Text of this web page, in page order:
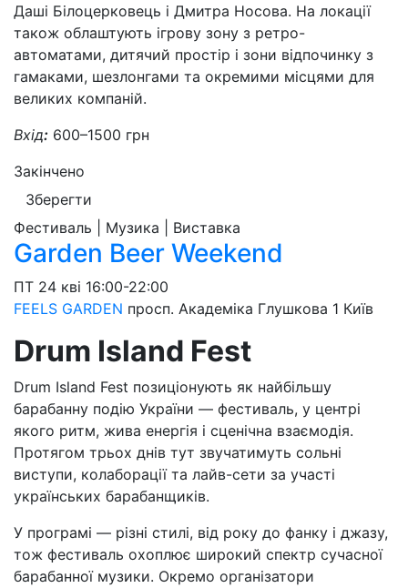
Даші Білоцерковець і Дмитра Носова. На локації
також облаштують ігрову зону з ретро-
автоматами, дитячий простір і зони відпочинку з
гамаками, шезлонгами та окремими місцями для
великих компаній.
Вхід: 600–1500 грн
Закінчено
Зберегти
Фестиваль | Музика | Виставка
Garden Beer Weekend
ПТ 24 кві 16:00-22:00
FEELS GARDEN просп. Академіка Глушкова 1 Київ
Drum Island Fest
Drum Island Fest позиціонують як найбільшу
барабанну подію України — фестиваль, у центрі
якого ритм, жива енергія і сценічна взаємодія.
Протягом трьох днів тут звучатимуть сольні
виступи, колаборації та лайв-сети за участі
українських барабанщиків.
У програмі — різні стилі, від року до фанку і джазу,
тож фестиваль охоплює широкий спектр сучасної
барабанної музики. Окремо організатори